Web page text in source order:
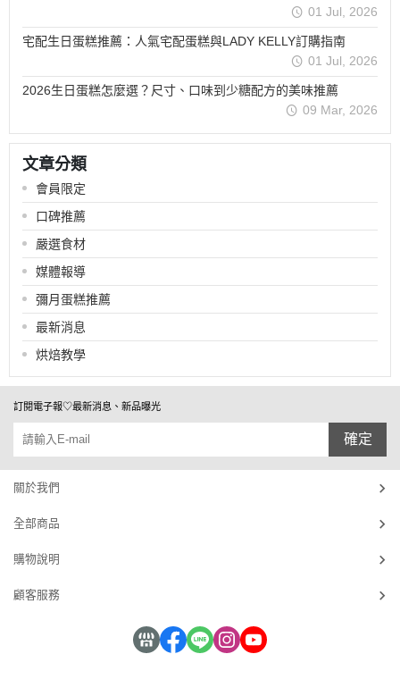
01 Jul, 2026
宅配生日蛋糕推薦：人氣宅配蛋糕與LADY KELLY訂購指南
01 Jul, 2026
2026生日蛋糕怎麼選？尺寸、口味到少糖配方的美味推薦
09 Mar, 2026
文章分類
會員限定
口碑推薦
嚴選食材
媒體報導
彌月蛋糕推薦
最新消息
烘焙教學
訂閱電子報♡最新消息、新品曝光
確定
關於我們
全部商品
購物說明
顧客服務